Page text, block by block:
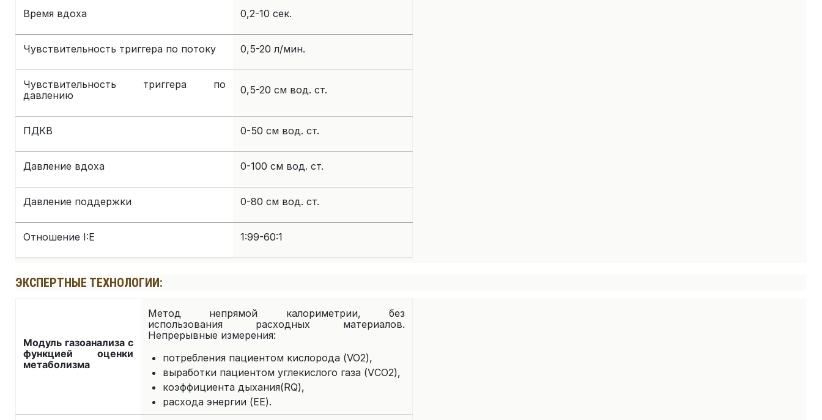
Время вдоха 0,2-10 сек.
Чувствительность триггера по потоку 0,5-20 л/мин.
Чувствительность триггера по
давлению
0,5-20 см вод. ст.
ПДКВ 0-50 см вод. ст.
Давление вдоха 0-100 см вод. ст.
Давление поддержки 0-80 см вод. ст.
Отношение I:E 1:99-60:1
ЭКСПЕРТНЫЕ ТЕХНОЛОГИИ:
Модуль газоанализа с
функцией оценки
метаболизма
Метод непрямой калориметрии, без
использования расходных материалов.
Непрерывные измерения:
потребления пациентом кислорода (VO2),
выработки пациентом углекислого газа (VСO2),
коэффициента дыхания(RQ),
расхода энергии (EE).